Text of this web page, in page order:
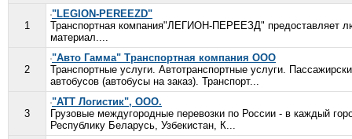
1
"LEGION-PEREEZD"
Транспортная компания"ЛЕГИОН-ПЕРЕЕЗД" предоставляет
материал....
2
"Авто Гамма" Транспортная компания ООО
Транспортные услуги. Автотранспортные услуги.
автобусов (автобусы на заказ). Транспорт...
3
"АТТ Логистик", ООО.
Грузовые междугородные перевозки по России - в каждый
Республику Беларусь, Узбекистан, К...